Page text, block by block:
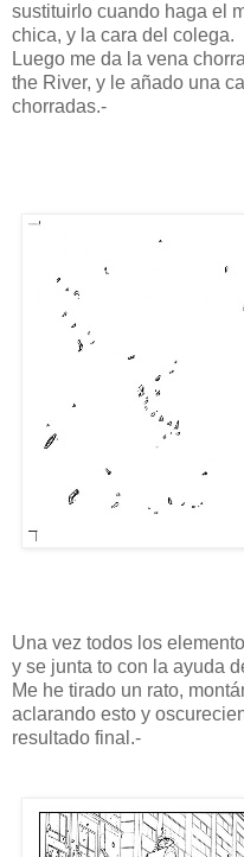
sustituirlo cuando haga el
chica, y la cara del colega.
Luego me da la vena
the River, y le añado una
chorradas.-
Una vez todos los
y se junta to con la ayuda
Me he tirado un rato,
aclarando esto y
resultado final.-